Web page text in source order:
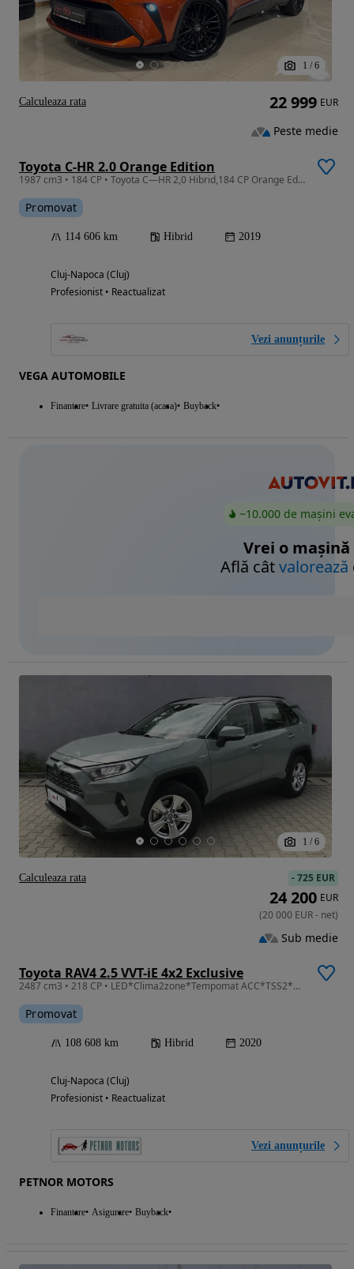
1 / 6
Toyota C-HR 2.0 Orange Edition
1987 cm3 • 184 CP • Toyota C—HR 2,0 Hibrid,184 CP Orange Edition, Garantie 2030, Rate
Promovat
114 606 km Hibrid 2019
Cluj-Napoca (Cluj)
Profesionist • Reactualizat
Vezi anunțurile
VEGA AUTOMOBILE
Finantare Livrare gratuita (acasa) Buyback
22 999 EUR
Peste medie
Calculeaza rata
~10.000 de mașini
Vrei o mașină
Află câtvalorează
1 / 6
Toyota RAV4 2.5 VVT-iE 4x2 Exclusive
2487 cm3 • 218 CP • LED*Clima2zone*Tempomat ACC*TSS2*USB*Navi*Bluetooth*Keyless
Promovat
108 608 km Hibrid 2020
Cluj-Napoca (Cluj)
Profesionist • Reactualizat
Vezi anunțurile
PETNOR MOTORS
Finantare Asigurare Buyback
-725 EUR
24 200 EUR
(20 000 EUR- net)
Sub medie
Calculeaza rata